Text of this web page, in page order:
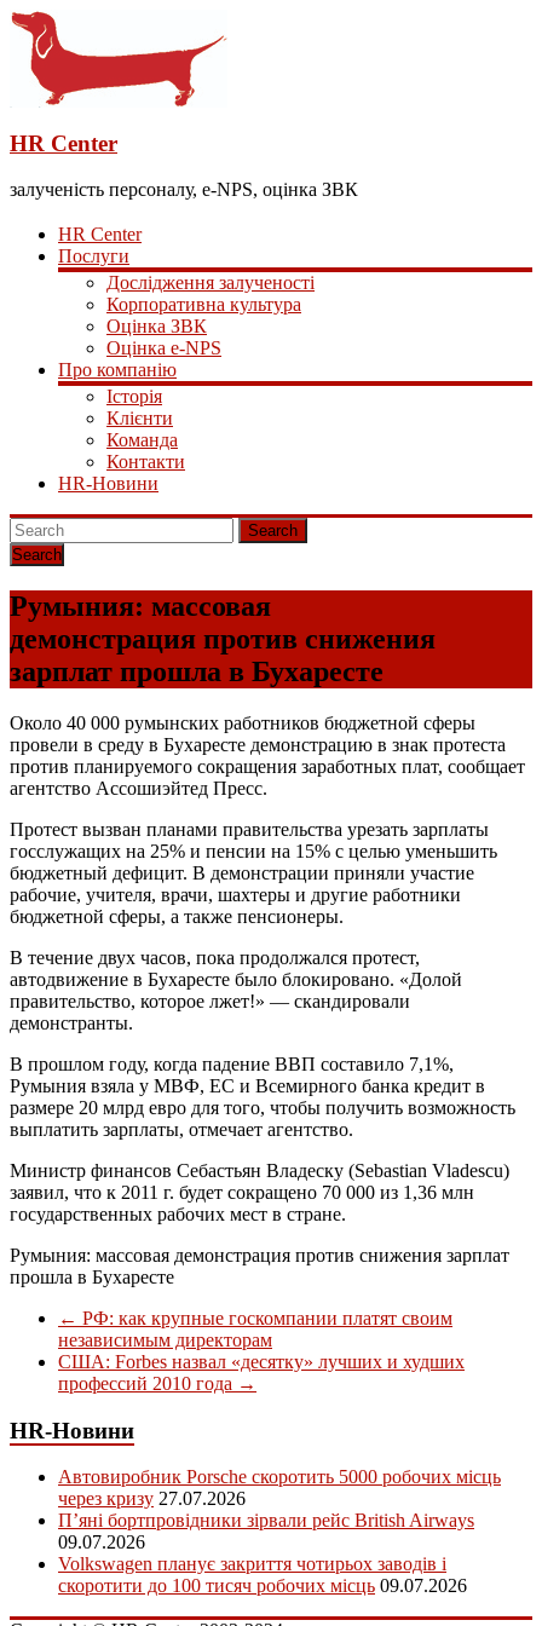
HR Center
залученість персоналу, e-NPS, оцінка ЗВК
HR Center
Послуги
Дослідження залученості
Корпоративна культура
Оцінка ЗВК
Оцінка e-NPS
Про компанію
Історія
Клієнти
Команда
Контакти
HR-Новини
Search
Румыния: массовая
демонстрация против снижения
зарплат прошла в Бухаресте
Около 40 000 румынских работников бюджетной сферы
провели в среду в Бухаресте демонстрацию в знак протеста
против планируемого сокращения заработных плат, сообщает
агентство Ассошиэйтед Пресс.
Протест вызван планами правительства урезать зарплаты
госслужащих на 25% и пенсии на 15% с целью уменьшить
бюджетный дефицит. В демонстрации приняли участие
рабочие, учителя, врачи, шахтеры и другие работники
бюджетной сферы, а также пенсионеры.
В течение двух часов, пока продолжался протест,
автодвижение в Бухаресте было блокировано. «Долой
правительство, которое лжет!» — скандировали
демонстранты.
В прошлом году, когда падение ВВП составило 7,1%,
Румыния взяла у МВФ, ЕС и Всемирного банка кредит в
размере 20 млрд евро для того, чтобы получить возможность
выплатить зарплаты, отмечает агентство.
Министр финансов Себастьян Владеску (Sebastian Vladescu)
заявил, что к 2011 г. будет сокращено 70 000 из 1,36 млн
государственных рабочих мест в стране.
Румыния: массовая демонстрация против снижения зарплат
прошла в Бухаресте
← РФ: как крупные госкомпании платят своим
независимым директорам
США: Forbes назвал «десятку» лучших и худших
профессий 2010 года →
HR-Новини
Автовиробник Porsche скоротить 5000 робочих місць
через кризу 27.07.2026
П’яні бортпровідники зірвали рейс British Airways
09.07.2026
Volkswagen планує закриття чотирьох заводів і
скоротити до 100 тисяч робочих місць 09.07.2026